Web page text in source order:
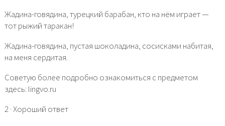
Жадина-говядина, турецкий барабан, кто на нём играет —
тот рыжий таракан!
Жадина-говядина, пустая шоколадина, сосисками набитая,
на меня сердитая.
Советую более подробно ознакомиться с предметом
здесь: lingvo.ru
2 · Хороший ответ